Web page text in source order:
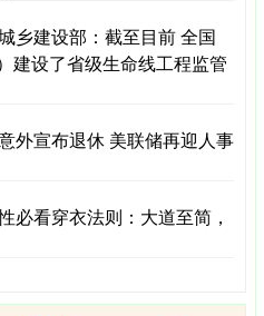
乡建设部：截至目前 全国
建设了省级生命线工程监管
外宣布退休 美联储再迎人事
必看穿衣法则：大道至简，